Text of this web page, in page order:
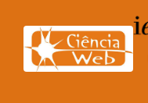
para
conteúdo